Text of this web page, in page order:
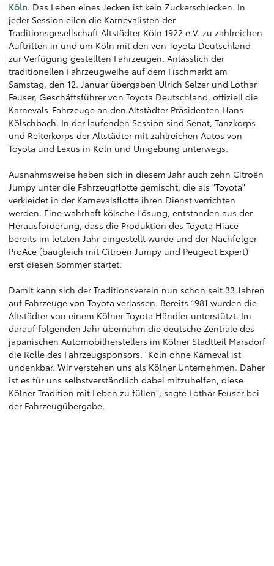
Köln. Das Leben eines Jecken ist kein Zuckerschlecken. In
jeder Session eilen die Karnevalisten der
Traditionsgesellschaft Altstädter Köln 1922 e.V. zu zahlreichen
Auftritten in und um Köln mit den von Toyota Deutschland
zur Verfügung gestellten Fahrzeugen. Anlässlich der
traditionellen Fahrzeugweihe auf dem Fischmarkt am
Samstag, den 12. Januar übergaben Ulrich Selzer und Lothar
Feuser, Geschäftsführer von Toyota Deutschland, offiziell die
Karnevals-Fahrzeuge an den Altstädter Präsidenten Hans
Kölschbach. In der laufenden Session sind Senat, Tanzkorps
und Reiterkorps der Altstädter mit zahlreichen Autos von
Toyota und Lexus in Köln und Umgebung unterwegs.
Ausnahmsweise haben sich in diesem Jahr auch zehn Citroën
Jumpy unter die Fahrzeugflotte gemischt, die als "Toyota"
verkleidet in der Karnevalsflotte ihren Dienst verrichten
werden. Eine wahrhaft kölsche Lösung, entstanden aus der
Herausforderung, dass die Produktion des Toyota Hiace
bereits im letzten Jahr eingestellt wurde und der Nachfolger
ProAce (baugleich mit Citroën Jumpy und Peugeot Expert)
erst diesen Sommer startet.
Damit kann sich der Traditionsverein nun schon seit 33 Jahren
auf Fahrzeuge von Toyota verlassen. Bereits 1981 wurden die
Altstädter von einem Kölner Toyota Händler unterstützt. Im
darauf folgenden Jahr übernahm die deutsche Zentrale des
japanischen Automobilherstellers im Kölner Stadtteil Marsdorf
die Rolle des Fahrzeugsponsors. "Köln ohne Karneval ist
undenkbar. Wir verstehen uns als Kölner Unternehmen. Daher
ist es für uns selbstverständlich dabei mitzuhelfen, diese
Kölner Tradition mit Leben zu füllen", sagte Lothar Feuser bei
der Fahrzeugübergabe.